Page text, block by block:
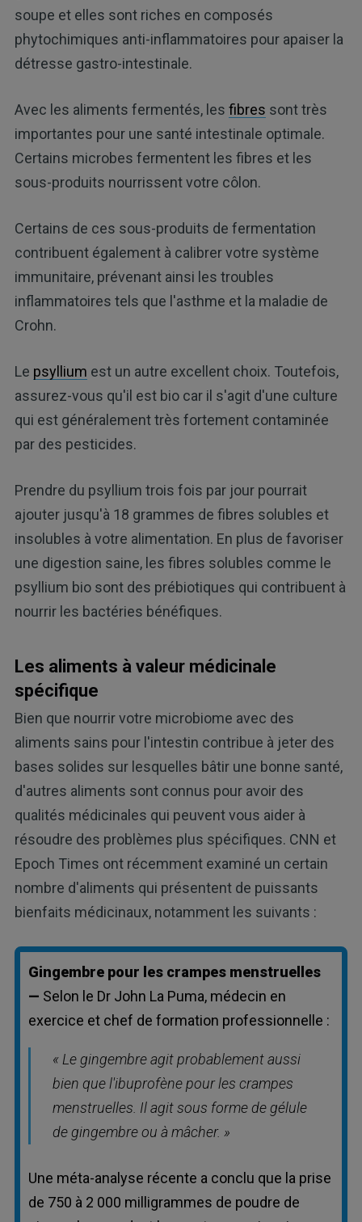
soupe et elles sont riches en composés
phytochimiques anti-inflammatoires pour apaiser la
détresse gastro-intestinale.
Avec les aliments fermentés, les fibres sont très
importantes pour une santé intestinale optimale.
Certains microbes fermentent les fibres et les
sous-produits nourrissent votre côlon.
Certains de ces sous-produits de fermentation
contribuent également à calibrer votre système
immunitaire, prévenant ainsi les troubles
inflammatoires tels que l'asthme et la maladie de
Crohn.
Le psyllium est un autre excellent choix. Toutefois,
assurez-vous qu'il est bio car il s'agit d'une culture
qui est généralement très fortement contaminée
par des pesticides.
Prendre du psyllium trois fois par jour pourrait
ajouter jusqu'à 18 grammes de fibres solubles et
insolubles à votre alimentation. En plus de favoriser
une digestion saine, les fibres solubles comme le
psyllium bio sont des prébiotiques qui contribuent à
nourrir les bactéries bénéfiques.
Les aliments à valeur médicinale
spécifique
Bien que nourrir votre microbiome avec des
aliments sains pour l'intestin contribue à jeter des
bases solides sur lesquelles bâtir une bonne santé,
d'autres aliments sont connus pour avoir des
qualités médicinales qui peuvent vous aider à
résoudre des problèmes plus spécifiques. CNN et
Epoch Times ont récemment examiné un certain
nombre d'aliments qui présentent de puissants
bienfaits médicinaux, notamment les suivants :
Gingembre pour les crampes menstruelles
— Selon le Dr John La Puma, médecin en
exercice et chef de formation professionnelle :
« Le gingembre agit probablement aussi
bien que l'ibuprofène pour les crampes
menstruelles. Il agit sous forme de gélule
de gingembre ou à mâcher. »
Une méta-analyse récente a conclu que la prise
de 750 à 2 000 milligrammes de poudre de